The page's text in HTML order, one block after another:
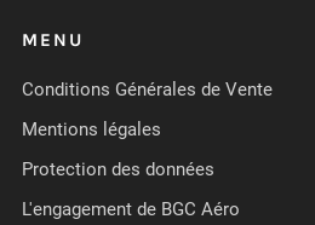
MENU
Conditions Générales de Vente
Mentions légales
Protection des données
L'engagement de BGC Aéro